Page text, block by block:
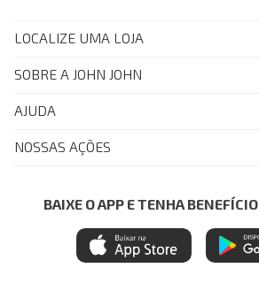
LOCALIZE UMA LOJA
SOBRE A JOHN JOHN
Quem Somos
John John Club
Painel de Privacidade
Central de Preferências
Ética e Sustentabilidade
AJUDA
FAQ
Regulamentos
Seja um Revendedor
NOSSAS AÇÕES
Azul Fidelidade
Mastercard
Itau Personnalite
BAIXE O APP E TENHA